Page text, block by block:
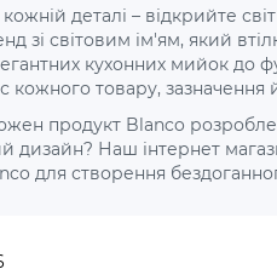
деталі – відкрийте
зі світовим ім'ям, який
кухонних мийок до
кожного товару, зазначення
продукт Blanco
дизайн? Наш інтернет
для створення